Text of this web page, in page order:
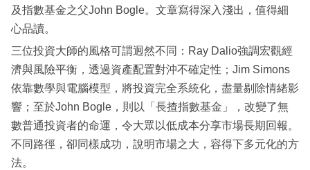
及指數基金之父John Bogle。文章寫得深入淺出，值得細
心品讀。
三位投資大師的風格可謂迥然不同：Ray Dalio強調宏觀經
濟與風險平衡，透過資產配置對沖不確定性；Jim Simons
依靠數學與電腦模型，將投資完全系統化，盡量剔除情緒影
響；至於John Bogle，則以「長揸指數基金」，改變了無
數普通投資者的命運，令大眾以低成本分享市場長期回報。
不同路徑，卻同樣成功，說明市場之大，容得下多元化的方
法。